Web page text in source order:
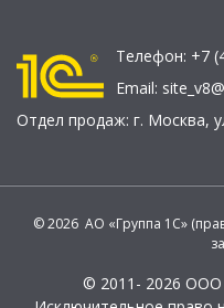
Телефон: +7
Email:
Отдел продаж: г. Москва,
© 2026 АО «Группа 1С»
© 2011- 2026 ООО